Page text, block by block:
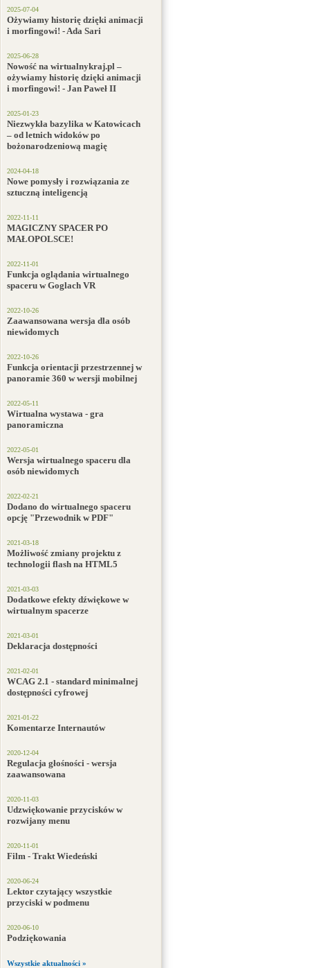
2025-07-04
Ożywiamy historię dzięki animacji
i morfingowi! - Ada Sari
2025-06-28
Nowość na wirtualnykraj.pl –
ożywiamy historię dzięki animacji
i morfingowi! - Jan Paweł II
2025-01-23
Niezwykła bazylika w Katowicach
– od letnich widoków po
bożonarodzeniową magię
2024-04-18
Nowe pomysły i rozwiązania ze
sztuczną inteligencją
2022-11-11
MAGICZNY SPACER PO
MAŁOPOLSCE!
2022-11-01
Funkcja oglądania wirtualnego
spaceru w Goglach VR
2022-10-26
Zaawansowana wersja dla osób
niewidomych
2022-10-26
Funkcja orientacji przestrzennej w
panoramie 360 w wersji mobilnej
2022-05-11
Wirtualna wystawa - gra
panoramiczna
2022-05-01
Wersja wirtualnego spaceru dla
osób niewidomych
2022-02-21
Dodano do wirtualnego spaceru
opcję "Przewodnik w PDF"
2021-03-18
Możliwość zmiany projektu z
technologii flash na HTML5
2021-03-03
Dodatkowe efekty dźwiękowe w
wirtualnym spacerze
2021-03-01
Deklaracja dostępności
2021-02-01
WCAG 2.1 - standard minimalnej
dostępności cyfrowej
2021-01-22
Komentarze Internautów
2020-12-04
Regulacja głośności - wersja
zaawansowana
2020-11-03
Udzwiękowanie przycisków w
rozwijany menu
2020-11-01
Film - Trakt Wiedeński
2020-06-24
Lektor czytający wszystkie
przyciski w podmenu
2020-06-10
Podziękowania
Wszystkie aktualności »